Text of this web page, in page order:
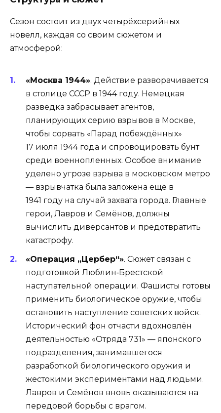
Сезон состоит из двух четырёхсерийных
новелл, каждая со своим сюжетом и
атмосферой:
«Москва 1944». Действие разворачивается
в столице СССР в 1944 году. Немецкая
разведка забрасывает агентов,
планирующих серию взрывов в Москве,
чтобы сорвать «Парад побеждённых»
17 июля 1944 года и спровоцировать бунт
среди военнопленных. Особое внимание
уделено угрозе взрыва в московском метро
— взрывчатка была заложена ещё в
1941 году на случай захвата города. Главные
герои, Лавров и Семёнов, должны
вычислить диверсантов и предотвратить
катастрофу.
«Операция „Цербер“». Сюжет связан с
подготовкой Люблин‑Брестской
наступательной операции. Фашисты готовы
применить биологическое оружие, чтобы
остановить наступление советских войск.
Исторический фон отчасти вдохновлён
деятельностью «Отряда 731» — японского
подразделения, занимавшегося
разработкой биологического оружия и
жестокими экспериментами над людьми.
Лавров и Семёнов вновь оказываются на
передовой борьбы с врагом.